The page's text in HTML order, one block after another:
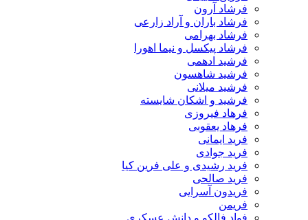
فرشاد آرون
فرشاد باران و آراد زارعی
فرشاد بهرامی
فرشاد پیکسل و نیما اهورا
فرشید ادهمی
فرشید شاهسون
فرشید میلانی
فرشید و اشکان شایسته
فرهاد فیروزی
فرهاد یعقوبی
فرید ایمانی
فرید جوادی
فرید رشیدی و علی فرین کیا
فرید صالحی
فریدون آسرایی
فریمن